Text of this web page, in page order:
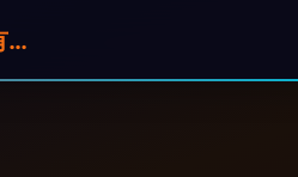
长沙弘悦网络科技有限公司